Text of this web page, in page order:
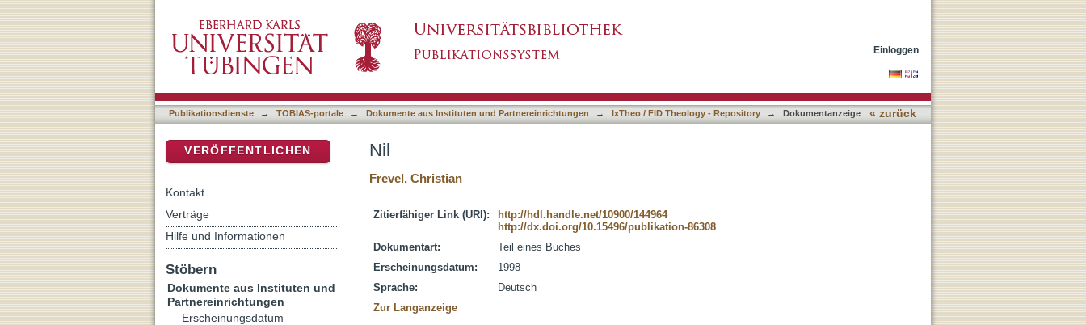
Einloggen
Publikationsdienste → TOBIAS-portale → Dokumente aus Instituten und Partnereinrichtungen → IxTheo / FID Theology - Repository → Dokumentanzeige « zurück
Nil
Frevel, Christian
Zitierfähiger Link (URI):
http://hdl.handle.net/10900/144964
http://dx.doi.org/10.15496/publikation-86308
Dokumentart:
Teil eines Buches
Erscheinungsdatum:
1998
Sprache:
Deutsch
Zur Langanzeige
VERÖFFENTLICHEN
Kontakt
Verträge
Hilfe und Informationen
Stöbern
Dokumente aus Instituten und
Partnereinrichtungen
Erscheinungsdatum